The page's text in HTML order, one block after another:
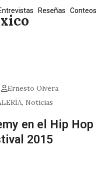
Reseñas Conteos
Ernesto Olvera
, Noticias
en el Hip Hop
2015